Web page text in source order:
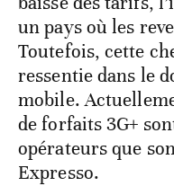
un pays où les
Toutefois, cette
ressentie dans le
mobile.
de forfaits 3G+
opérateurs que
Expresso.